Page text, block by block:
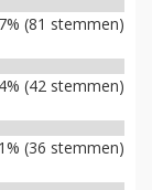
(81 stemmen)
(42 stemmen)
(36 stemmen)